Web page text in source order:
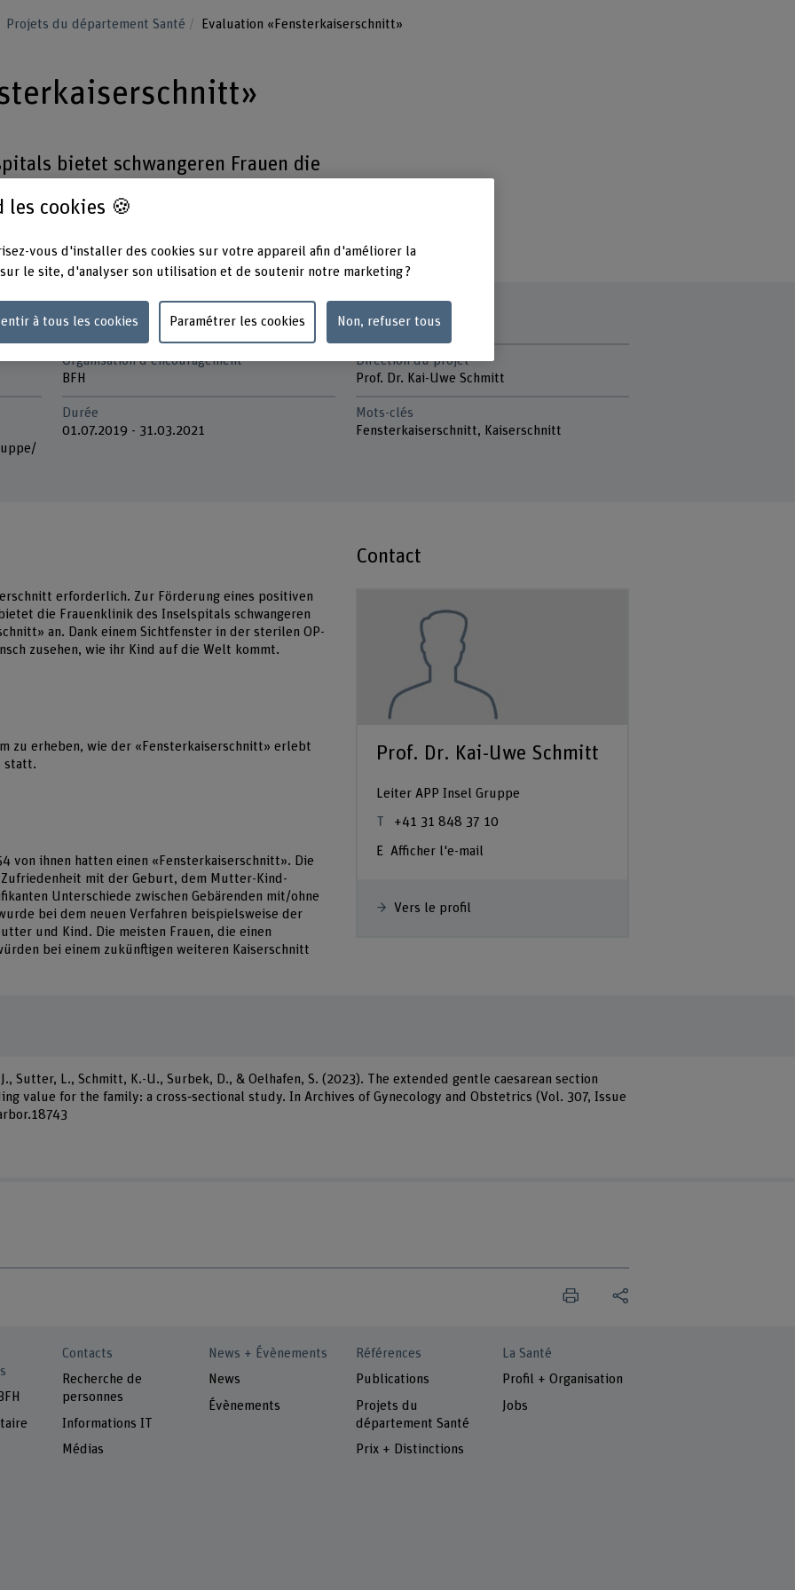
Projets du département Santé Evaluation «Fensterkaiserschnitt»
bietet schwangeren Frauen die
Kaiserschnitt auf die Welt kommt.
Zufriedenheit.
Organisation d'encouragement
BFH
Durée
01.07.2019 - 31.03.2021
Direction du projet
Prof. Dr. Kai-Uwe Schmitt
Mots-clés
Fensterkaiserschnitt, Kaiserschnitt
erforderlich. Zur Förderung eines positiven
die Frauenklinik des Inselspitals schwangeren
an. Dank einem Sichtfenster in der sterilen OP-
zusehen, wie ihr Kind auf die Welt kommt.
zu erheben, wie der «Fensterkaiserschnitt» erlebt
statt.
von ihnen hatten einen «Fensterkaiserschnitt». Die
mit der Geburt, dem Mutter-Kind-
Unterschiede zwischen Gebärenden mit/ohne
bei dem neuen Verfahren beispielsweise der
und Kind. Die meisten Frauen, die einen
bei einem zukünftigen weiteren Kaiserschnitt
Contact
Prof. Dr. Kai-Uwe Schmitt
Leiter APP Insel Gruppe
+41 31 848 37 10
Afficher l'e-mail
Vers le profil
Sutter, L., Schmitt, K.-U., Surbek, D., & Oelhafen, S. (2023). The extended gentle caesarean section
value for the family: a cross‑sectional study. In Archives of Gynecology and Obstetrics (Vol. 307, Issue
Contacts
Recherche de
personnes
Informations IT
Médias
News + Évènements
News
Évènements
Références
Publications
Projets du
département Santé
Prix + Distinctions
La Santé
Profil + Organisation
Jobs
les cookies 🍪
vous d'installer des cookies sur votre appareil afin d'améliorer la
le site, d'analyser son utilisation et de soutenir notre marketing ?
à tous les cookies Paramétrer les cookies Non, refuser tous